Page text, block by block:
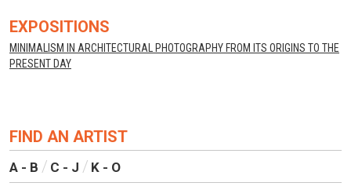
EXPOSITIONS
MINIMALISM IN ARCHITECTURAL PHOTOGRAPHY FROM ITS ORIGINS TO THE
PRESENT DAY
FIND AN ARTIST
A - B C - J K - O